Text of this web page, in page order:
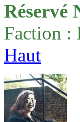
Réservé
Faction :
Haut